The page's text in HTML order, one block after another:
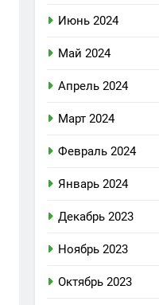
Июнь 2024
Май 2024
Апрель 2024
Март 2024
Февраль 2024
Январь 2024
Декабрь 2023
Ноябрь 2023
Октябрь 2023